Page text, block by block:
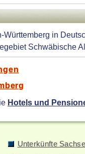
in
Schwäbische
Hotels und
Unterkünfte